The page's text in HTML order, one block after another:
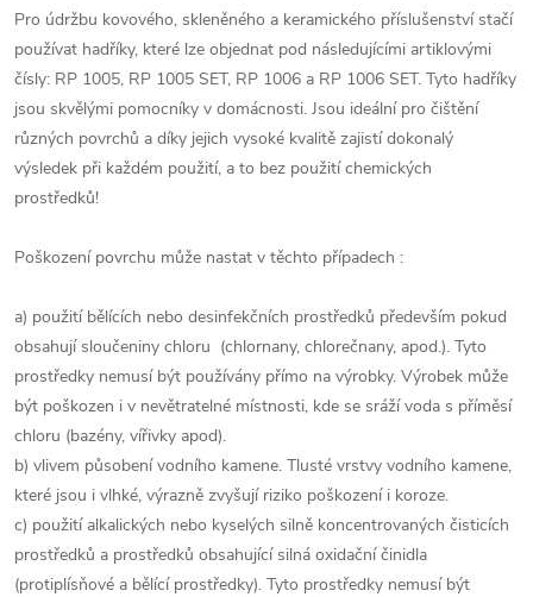
Pro údržbu kovového, skleněného a keramického příslušenství stačí
používat hadříky, které lze objednat pod následujícími artiklovými
čísly: RP 1005, RP 1005 SET, RP 1006 a RP 1006 SET. Tyto hadříky
jsou skvělými pomocníky v domácnosti. Jsou ideální pro čištění
různých povrchů a díky jejich vysoké kvalitě zajistí dokonalý
výsledek při každém použití, a to bez použití chemických
prostředků!
Poškození povrchu může nastat v těchto případech :
a) použití bělících nebo desinfekčních prostředků především pokud
obsahují sloučeniny chloru (chlornany, chlorečnany, apod.). Tyto
prostředky nemusí být používány přímo na výrobky. Výrobek může
být poškozen i v nevětratelné místnosti, kde se sráží voda s příměsí
chloru (bazény, vířivky apod).
b) vlivem působení vodního kamene. Tlusté vrstvy vodního kamene,
které jsou i vlhké, výrazně zvyšují riziko poškození i koroze.
c) použití alkalických nebo kyselých silně koncentrovaných čisticích
prostředků a prostředků obsahující silná oxidační činidla
(protiplísňové a bělící prostředky). Tyto prostředky nemusí být